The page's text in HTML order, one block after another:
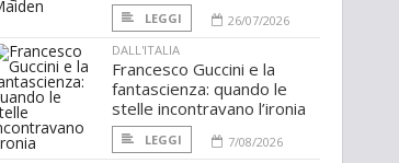
LEGGI
26/07/2026
DALL'ITALIA
Francesco Guccini e la
fantascienza: quando le
stelle incontravano l’ironia
LEGGI
7/08/2026